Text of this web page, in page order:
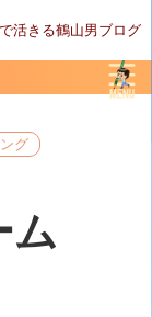
活きる鶴山男ブログ
グ
ム